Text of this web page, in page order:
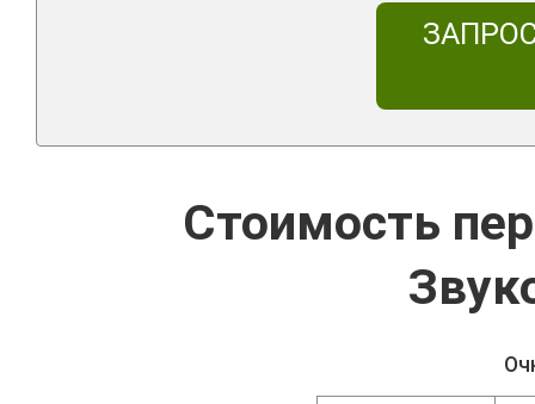
Стоимость